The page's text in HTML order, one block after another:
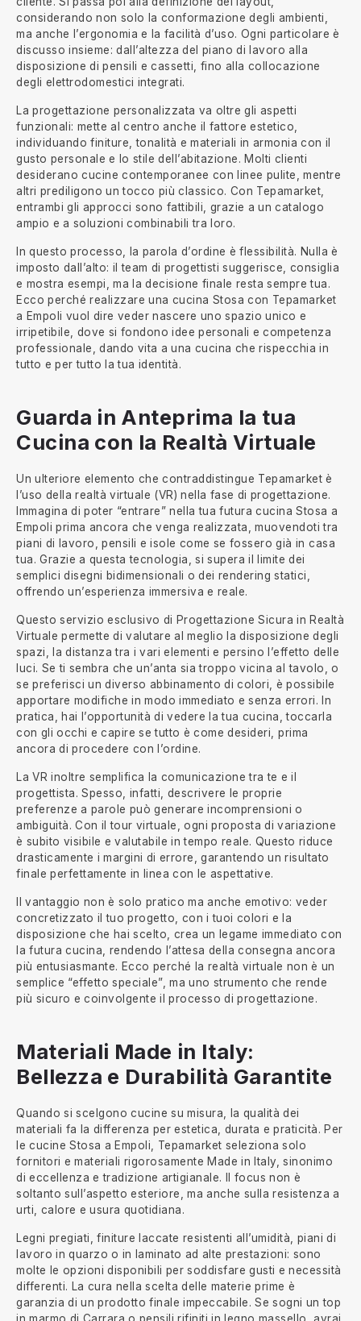
considerando non solo la conformazione degli ambienti,
ma anche l’ergonomia e la facilità d’uso. Ogni particolare è
discusso insieme: dall’altezza del piano di lavoro alla
disposizione di pensili e cassetti, fino alla collocazione
degli elettrodomestici integrati.
La progettazione personalizzata va oltre gli aspetti
funzionali: mette al centro anche il fattore estetico,
individuando finiture, tonalità e materiali in armonia con il
gusto personale e lo stile dell’abitazione. Molti clienti
desiderano cucine contemporanee con linee pulite, mentre
altri prediligono un tocco più classico. Con Tepamarket,
entrambi gli approcci sono fattibili, grazie a un catalogo
ampio e a soluzioni combinabili tra loro.
In questo processo, la parola d’ordine è flessibilità. Nulla è
imposto dall’alto: il team di progettisti suggerisce, consiglia
e mostra esempi, ma la decisione finale resta sempre tua.
Ecco perché realizzare una cucina Stosa con Tepamarket
a Empoli vuol dire veder nascere uno spazio unico e
irripetibile, dove si fondono idee personali e competenza
professionale, dando vita a una cucina che rispecchia in
tutto e per tutto la tua identità.
Guarda in Anteprima la tua
Cucina con la Realtà Virtuale
Un ulteriore elemento che contraddistingue Tepamarket è
l’uso della realtà virtuale (VR) nella fase di progettazione.
Immagina di poter “entrare” nella tua futura cucina Stosa a
Empoli prima ancora che venga realizzata, muovendoti tra
piani di lavoro, pensili e isole come se fossero già in casa
tua. Grazie a questa tecnologia, si supera il limite dei
semplici disegni bidimensionali o dei rendering statici,
offrendo un’esperienza immersiva e reale.
Questo servizio esclusivo di Progettazione Sicura in Realtà
Virtuale permette di valutare al meglio la disposizione degli
spazi, la distanza tra i vari elementi e persino l’effetto delle
luci. Se ti sembra che un’anta sia troppo vicina al tavolo, o
se preferisci un diverso abbinamento di colori, è possibile
apportare modifiche in modo immediato e senza errori. In
pratica, hai l’opportunità di vedere la tua cucina, toccarla
con gli occhi e capire se tutto è come desideri, prima
ancora di procedere con l’ordine.
La VR inoltre semplifica la comunicazione tra te e il
progettista. Spesso, infatti, descrivere le proprie
preferenze a parole può generare incomprensioni o
ambiguità. Con il tour virtuale, ogni proposta di variazione
è subito visibile e valutabile in tempo reale. Questo riduce
drasticamente i margini di errore, garantendo un risultato
finale perfettamente in linea con le aspettative.
Il vantaggio non è solo pratico ma anche emotivo: veder
concretizzato il tuo progetto, con i tuoi colori e la
disposizione che hai scelto, crea un legame immediato con
la futura cucina, rendendo l’attesa della consegna ancora
più entusiasmante. Ecco perché la realtà virtuale non è un
semplice “effetto speciale”, ma uno strumento che rende
più sicuro e coinvolgente il processo di progettazione.
Materiali Made in Italy:
Bellezza e Durabilità Garantite
Quando si scelgono cucine su misura, la qualità dei
materiali fa la differenza per estetica, durata e praticità. Per
le cucine Stosa a Empoli, Tepamarket seleziona solo
fornitori e materiali rigorosamente Made in Italy, sinonimo
di eccellenza e tradizione artigianale. Il focus non è
soltanto sull’aspetto esteriore, ma anche sulla resistenza a
urti, calore e usura quotidiana.
Legni pregiati, finiture laccate resistenti all’umidità, piani di
lavoro in quarzo o in laminato ad alte prestazioni: sono
molte le opzioni disponibili per soddisfare gusti e necessità
differenti. La cura nella scelta delle materie prime è
garanzia di un prodotto finale impeccabile. Se sogni un top